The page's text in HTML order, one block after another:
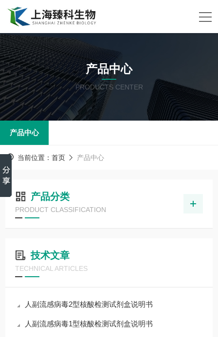
产品中心
PRODUCTS CENTER
产品中心
当前位置： 首页 产品中心
产品分类
PRODUCT CLASSIFICATION
技术文章
TECHNICAL ARTICLES
人副流感病毒2型核酸检测试剂盒说明书
人副流感病毒1型核酸检测试剂盒说明书